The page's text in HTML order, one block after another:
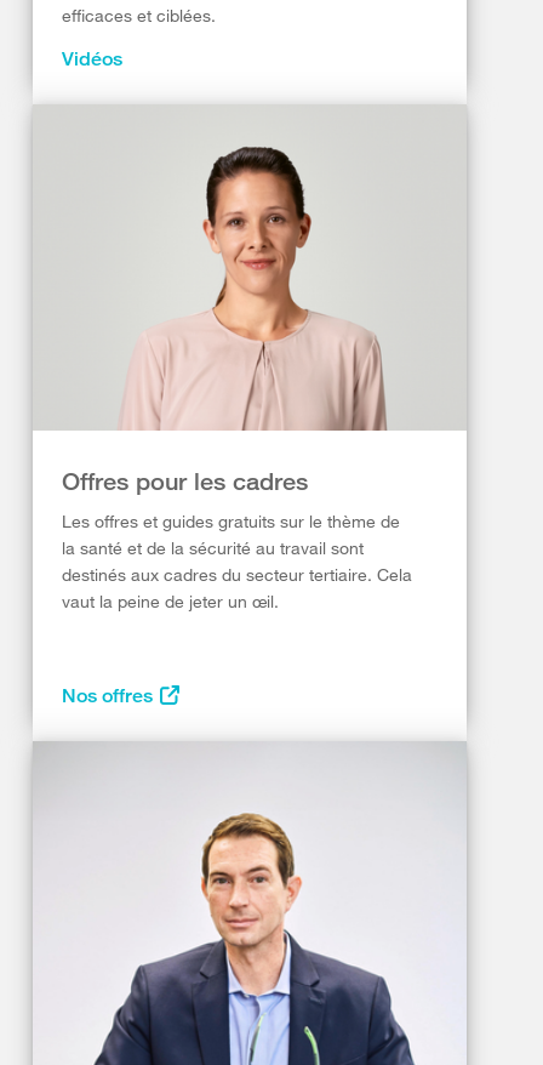
efficaces et ciblées.
Vidéos
Offres pour les cadres
Les offres et guides gratuits sur le thème de
la santé et de la sécurité au travail sont
destinés aux cadres du secteur tertiaire. Cela
vaut la peine de jeter un œil.
Nos offres